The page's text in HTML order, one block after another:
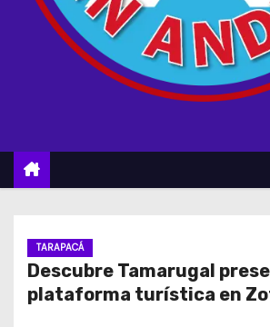
TARAPACÁ
Descubre Tamarugal
plataforma turística en